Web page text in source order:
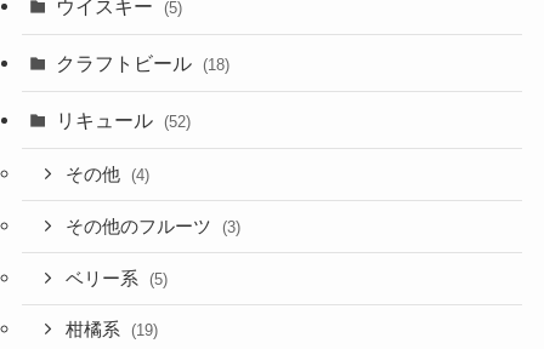
ウイスキー (5)
クラフトビール (18)
リキュール (52)
その他 (4)
その他のフルーツ (3)
ベリー系 (5)
柑橘系 (19)